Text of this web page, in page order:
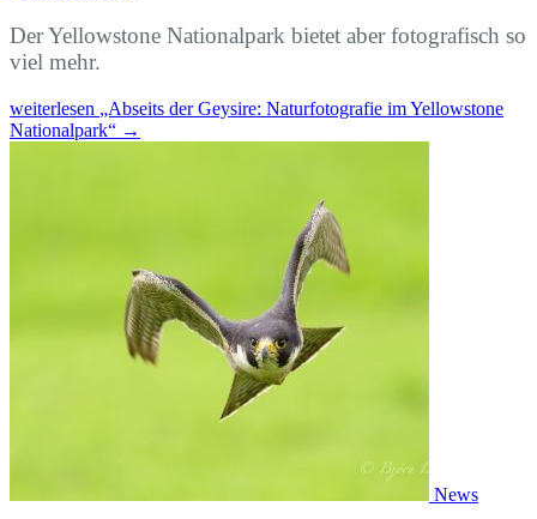
Der Yellowstone Nationalpark bietet aber fotografisch so
viel mehr.
weiterlesen „Abseits der Geysire: Naturfotografie im Yellowstone
Nationalpark“ →
News